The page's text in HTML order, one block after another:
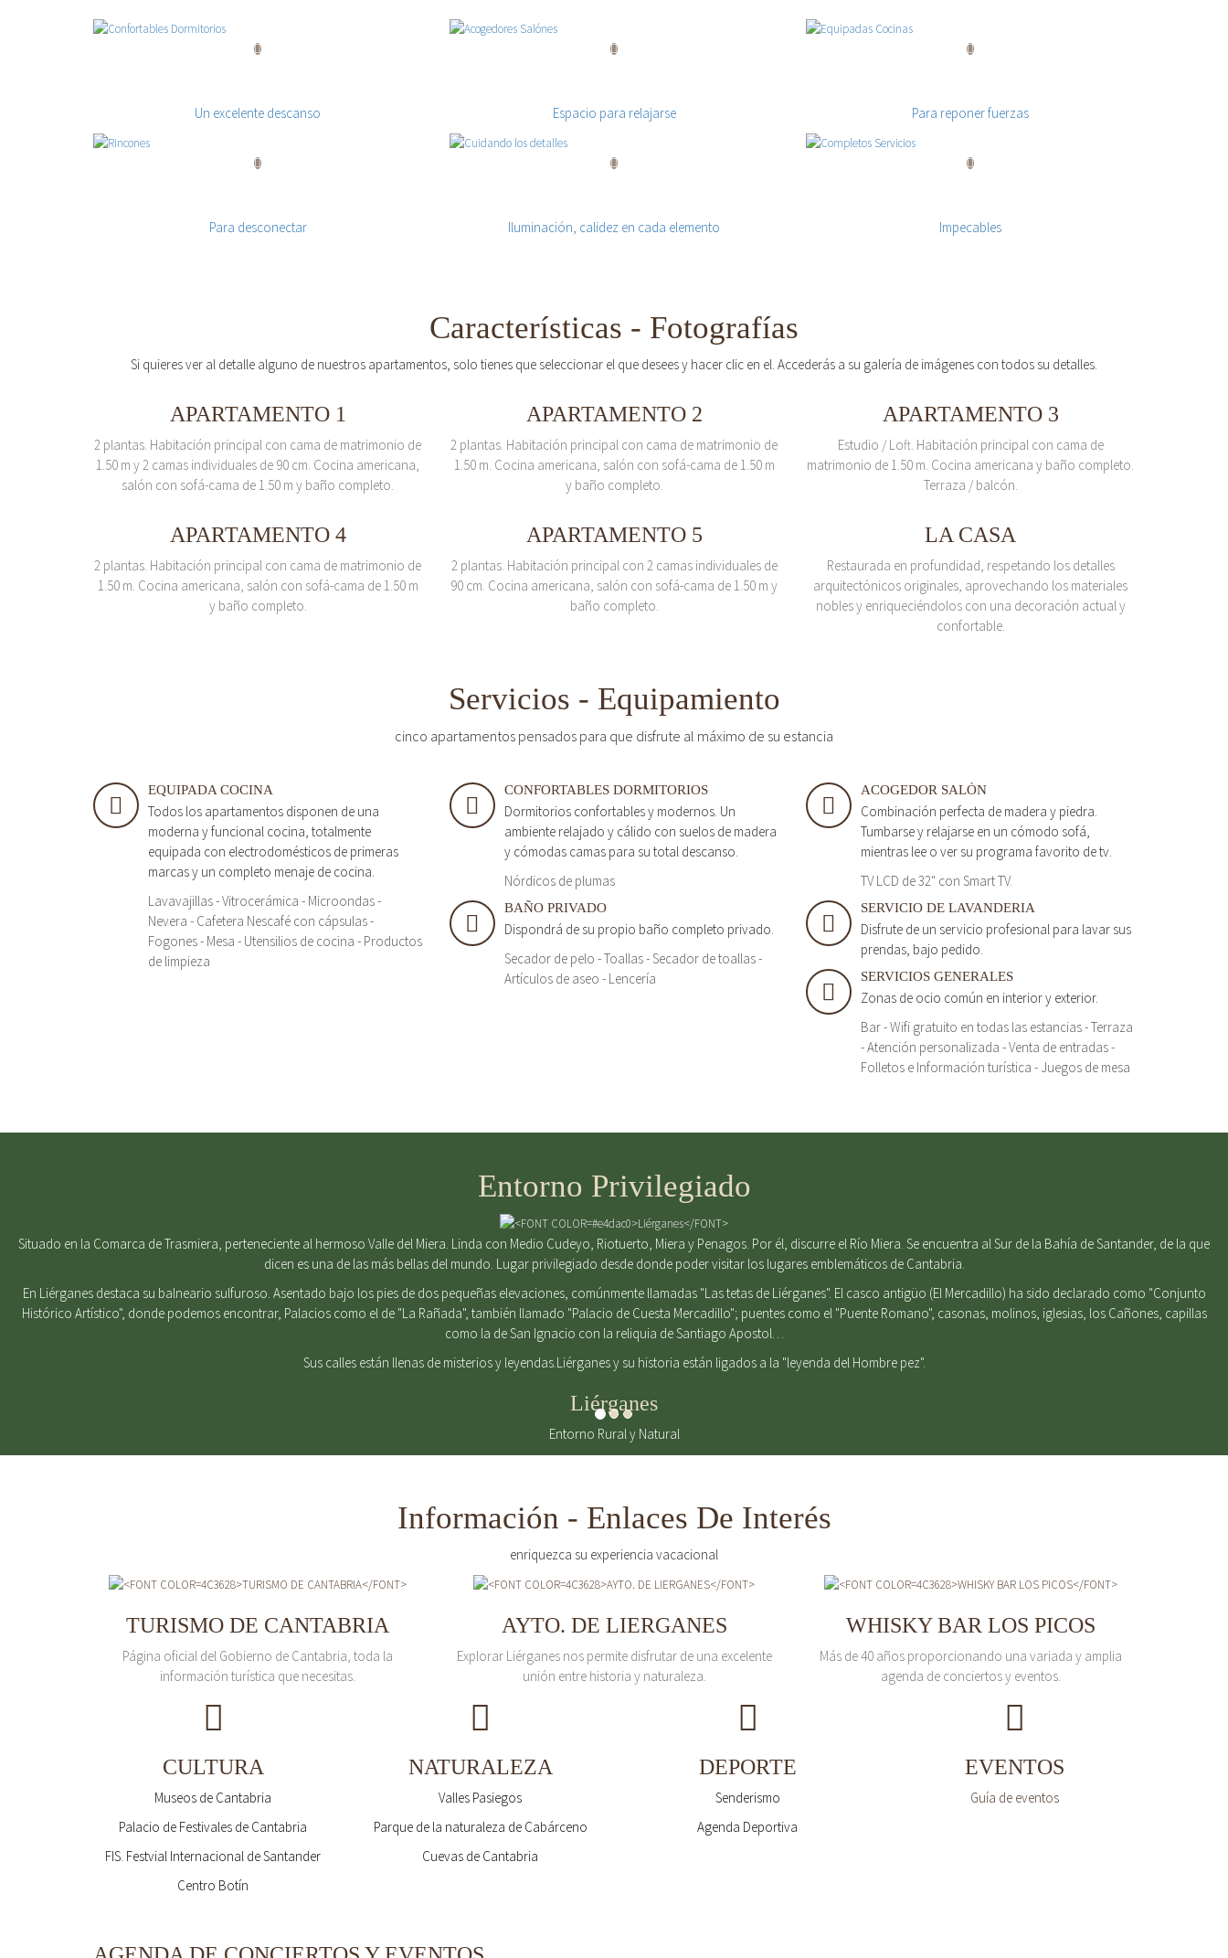
Un excelente descanso
Espacio para relajarse
Para reponer fuerzas
Para desconectar
Iluminación, calidez en cada elemento
Impecables
Características - Fotografías
Si quieres ver al detalle alguno de nuestros apartamentos, solo tienes que seleccionar el que desees y hacer clic en el. Accederás a su galería de imágenes con todos su detalles.
APARTAMENTO 1
2 plantas. Habitación principal con cama de matrimonio de
1.50 m y 2 camas individuales de 90 cm. Cocina americana,
salón con sofá-cama de 1.50 m y baño completo.
APARTAMENTO 2
2 plantas. Habitación principal con cama de matrimonio de
1.50 m. Cocina americana, salón con sofá-cama de 1.50 m
y baño completo.
APARTAMENTO 3
Estudio / Loft. Habitación principal con cama de
matrimonio de 1.50 m. Cocina americana y baño completo.
Terraza / balcón.
APARTAMENTO 4
2 plantas. Habitación principal con cama de matrimonio de
1.50 m. Cocina americana, salón con sofá-cama de 1.50 m
y baño completo.
APARTAMENTO 5
2 plantas. Habitación principal con 2 camas individuales de
90 cm. Cocina americana, salón con sofá-cama de 1.50 m y
baño completo.
LA CASA
Restaurada en profundidad, respetando los detalles
arquitectónicos originales, aprovechando los materiales
nobles y enriqueciéndolos con una decoración actual y
confortable.
Servicios - Equipamiento
cinco apartamentos pensados para que disfrute al máximo de su estancia
EQUIPADA COCINA
Todos los apartamentos disponen de una
moderna y funcional cocina, totalmente
equipada con electrodomésticos de primeras
marcas y un completo menaje de cocina.
Lavavajillas - Vitrocerámica - Microondas -
Nevera - Cafetera Nescafé con cápsulas -
Fogones - Mesa - Utensilios de cocina - Productos
de limpieza
CONFORTABLES DORMITORIOS
Dormitorios confortables y modernos. Un
ambiente relajado y cálido con suelos de madera
y cómodas camas para su total descanso.
Nórdicos de plumas
ACOGEDOR SALÓN
Combinación perfecta de madera y piedra.
Tumbarse y relajarse en un cómodo sofá,
mientras lee o ver su programa favorito de tv.
TV LCD de 32" con Smart TV.
BAÑO PRIVADO
Dispondrá de su propio baño completo privado.
Secador de pelo - Toallas - Secador de toallas -
Artículos de aseo - Lencería
SERVICIO DE LAVANDERIA
Disfrute de un servicio profesional para lavar sus
prendas, bajo pedido.
SERVICIOS GENERALES
Zonas de ocio común en interior y exterior.
Bar - Wifi gratuito en todas las estancias - Terraza
- Atención personalizada - Venta de entradas -
Folletos e Información turística - Juegos de mesa
Entorno Privilegiado
Situado en la Comarca de Trasmiera, perteneciente al hermoso Valle del Miera. Linda con Medio Cudeyo, Riotuerto, Miera y Penagos. Por él, discurre el Río Miera. Se encuentra al Sur de la Bahía de Santander, de la que
dicen es una de las más bellas del mundo. Lugar privilegiado desde donde poder visitar los lugares emblemáticos de Cantabria.
En Liérganes destaca su balneario sulfuroso. Asentado bajo los pies de dos pequeñas elevaciones, comúnmente llamadas "Las tetas de Liérganes". El casco antigüo (El Mercadillo) ha sido declarado como "Conjunto
Histórico Artístico", donde podemos encontrar, Palacios como el de "La Rañada", también llamado "Palacio de Cuesta Mercadillo"; puentes como el "Puente Romano", casonas, molinos, iglesias, los Cañones, capillas
como la de San Ignacio con la reliquia de Santiago Apostol…
Sus calles están llenas de misterios y leyendas.Liérganes y su historia están ligados a la "leyenda del Hombre pez".
Liérganes
Entorno Rural y Natural
Información - Enlaces De Interés
enriquezca su experiencia vacacional
TURISMO DE CANTABRIA
Página oficial del Gobierno de Cantabria, toda la
información turística que necesitas.
AYTO. DE LIERGANES
Explorar Liérganes nos permite disfrutar de una excelente
unión entre historia y naturaleza.
WHISKY BAR LOS PICOS
Más de 40 años proporcionando una variada y amplia
agenda de conciertos y eventos.
CULTURA
Museos de Cantabria
Palacio de Festivales de Cantabria
FIS. Festvial Internacional de Santander
Centro Botín
NATURALEZA
Valles Pasiegos
Parque de la naturaleza de Cabárceno
Cuevas de Cantabria
DEPORTE
Senderismo
Agenda Deportiva
EVENTOS
Guía de eventos